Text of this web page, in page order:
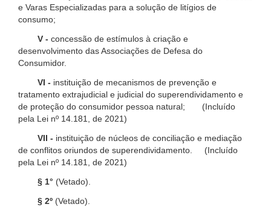
e Varas Especializadas para a solução de litígios de
consumo;
V - concessão de estímulos à criação e
desenvolvimento das Associações de Defesa do
Consumidor.
VI - instituição de mecanismos de prevenção e
tratamento extrajudicial e judicial do superendividamento e
de proteção do consumidor pessoa natural; (Incluído
pela Lei nº 14.181, de 2021)
VII - instituição de núcleos de conciliação e mediação
de conflitos oriundos de superendividamento. (Incluído
pela Lei nº 14.181, de 2021)
§ 1° (Vetado).
§ 2º (Vetado).